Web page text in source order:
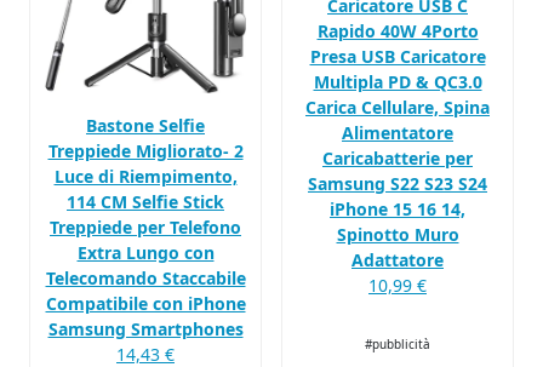
Bastone Selfie
Treppiede Migliorato- 2
Luce di Riempimento,
114 CM Selfie Stick
Treppiede per Telefono
Extra Lungo con
Telecomando Staccabile
Compatibile con iPhone
Samsung Smartphones
14,43 €
Caricatore USB C
Rapido 40W 4Porto
Presa USB Caricatore
Multipla PD & QC3.0
Carica Cellulare, Spina
Alimentatore
Caricabatterie per
Samsung S22 S23 S24
iPhone 15 16 14,
Spinotto Muro
Adattatore
10,99 €
#pubblicità